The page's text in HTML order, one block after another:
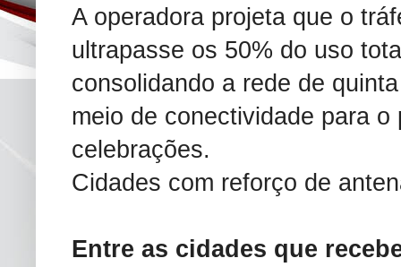
A operadora projeta que o
ultrapasse os 50% do uso
consolidando a rede de
meio de conectividade para
celebrações.
Cidades com reforço de
Entre as cidades que